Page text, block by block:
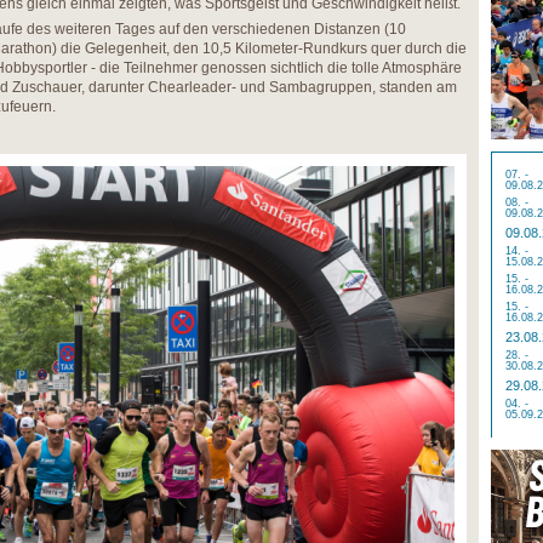
gleich einmal zeigten, was Sportsgeist und Geschwindigkeit heißt.
des weiteren Tages auf den verschiedenen Distanzen (10
die Gelegenheit, den 10,5 Kilometer-Rundkurs quer durch die
- die Teilnehmer genossen sichtlich die tolle Atmosphäre
Zuschauer, darunter Chearleader- und Sambagruppen, standen am
07. -
08. -
14. -
15. -
15. -
28. -
04. -